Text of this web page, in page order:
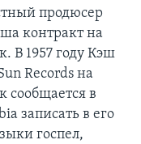
продюсер
контракт на
В 1957 году Кэш
Records на
сообщается в
записать в его
госпел,